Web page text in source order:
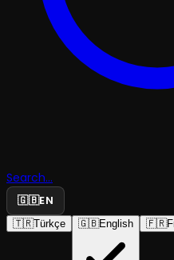
Search...
🇬🇧EN
🇹🇷Türkçe 🇬🇧English 🇫🇷